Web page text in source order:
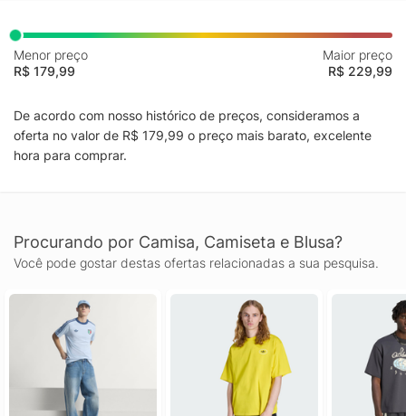
Menor preço
R$ 179,99
Maior preço
R$ 229,99
De acordo com nosso histórico de preços, consideramos a
oferta no valor de R$ 179,99 o preço mais barato, excelente
hora para comprar.
Procurando por Camisa, Camiseta e Blusa?
Você pode gostar destas ofertas relacionadas a sua pesquisa.